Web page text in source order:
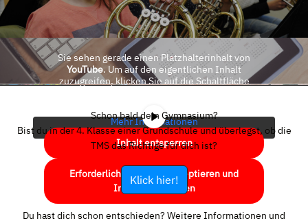
Sie sehen gerade einen Platzhalterinhalt von
YouTube. Um auf den eigentlichen Inhalt
zuzugreifen, klicken Sie auf die Schaltfläche
Mehr Informationen
Inhalt entsperren
Erforderlichen Service akzeptieren und
Inhalte entsperren
Schon bald dein Gymnasium?
Bist du in der 4. Klasse einer Grundschule und überlegst, ob die
TMS das Richtige für dich ist?
Klick hier!
Du hast dich schon entschieden? Weitere Informationen und